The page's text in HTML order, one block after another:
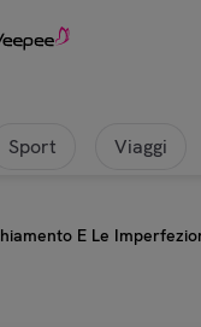
Sport Viaggi
E Le